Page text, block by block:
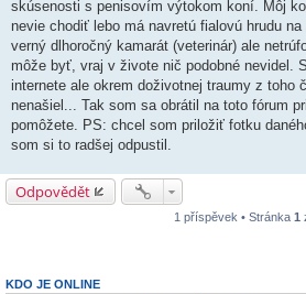
s
ě
v
e
k
skúsenosti s penisovím výtokom koní. Môj
nevie chodiť lebo má navretú fialovú hrudu
verný dlhoročný kamarát (veterinár) ale
môže byť, vraj v živote nič podobné nevidel.
internete ale okrem doživotnej traumy z toho
nenašiel... Tak som sa obrátil na toto fórum
pomôžete. PS: chcel som priložiť fotku
som si to radšej odpustil.
Odpovědět
1 příspěvek • Stránka 1
KDO JE ONLINE